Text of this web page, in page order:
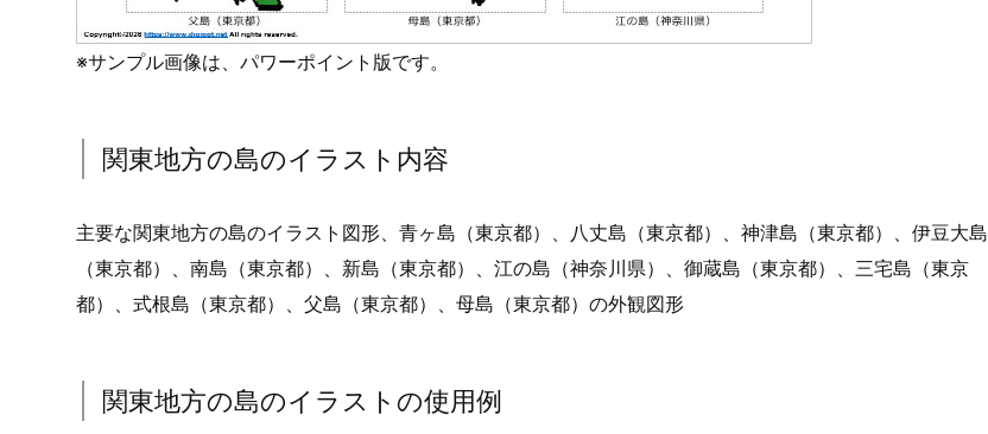
※サンプル画像は、パワーポイント版です。
関東地方の島のイラスト内容
主要な関東地方の島のイラスト図形、青ヶ島（東京都）、八丈島（東京都）、神津島（東京都）、伊豆大島
（東京都）、南島（東京都）、新島（東京都）、江の島（神奈川県）、御蔵島（東京都）、三宅島（東京
都）、式根島（東京都）、父島（東京都）、母島（東京都）の外観図形
関東地方の島のイラストの使用例